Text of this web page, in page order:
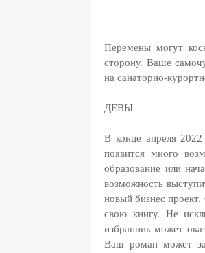
Перемены могут
сторону. Ваше
на санаторно-
ДЕВЫ
В конце апреля
появится много
образование или
возможность
новый бизнес
свою книгу. Не
избранник может
Ваш роман может